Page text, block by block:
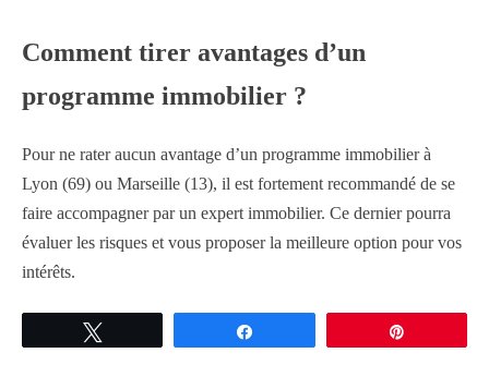
Comment tirer avantages d’un
programme immobilier ?
Pour ne rater aucun avantage d’un programme immobilier à
Lyon (69) ou Marseille (13), il est fortement recommandé de se
faire accompagner par un expert immobilier. Ce dernier pourra
évaluer les risques et vous proposer la meilleure option pour vos
intérêts.